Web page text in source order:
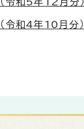
令和4年10月分）